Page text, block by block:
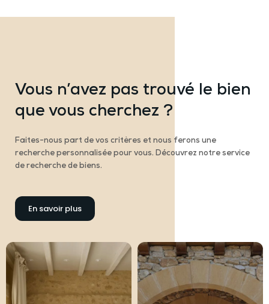
Vous n’avez pas trouvé le bien
que vous cherchez ?
Faites-nous part de vos critères et nous ferons une
recherche personnalisée pour vous. Découvrez notre service
de recherche de biens.
En savoir plus